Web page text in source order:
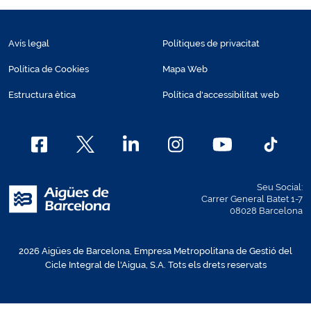
Avís legal
Política de Cookies
Estructura ètica
Polítiques de privacitat
Mapa Web
Política d'accessibilitat web
Seu Social:
Carrer General Batet 1-7
08028 Barcelona
2026 Aigües de Barcelona, Empresa Metropolitana de Gestió del
Cicle Integral de l'Aigua, S.A. Tots els drets reservats